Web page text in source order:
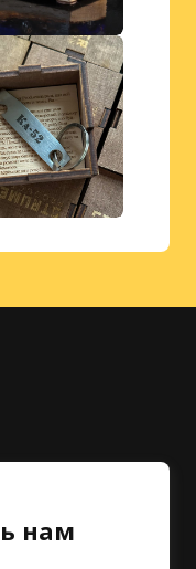
нам